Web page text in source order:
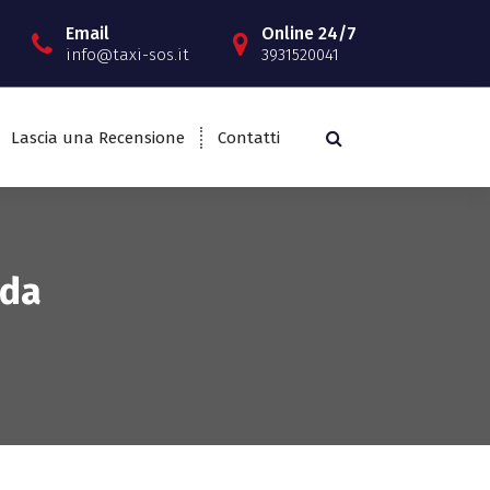
Email
info@taxi-sos.it
Online 24/7
3931520041
Lascia una Recensione Contatti